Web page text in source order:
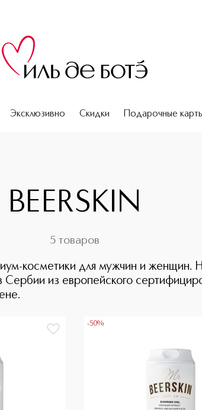
Эксклюзивно Скидки Подарочные
BEERSKIN
5 товаров
косметики для мужчин и женщин.
Сербии из европейского
-50%